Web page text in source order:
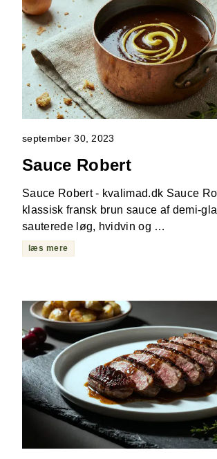
september 30, 2023
Sauce Robert
Sauce Robert - kvalimad.dk Sauce
klassisk fransk brun sauce af demi-
sauterede løg, hvidvin og …
læs mere